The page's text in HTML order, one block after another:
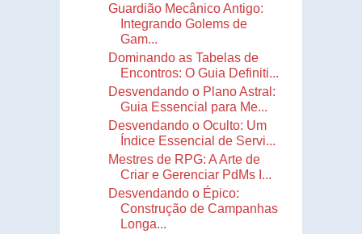
Guardião Mecânico Antigo:
Integrando Golems de
Gam...
Dominando as Tabelas de
Encontros: O Guia Definiti...
Desvendando o Plano Astral:
Guia Essencial para Me...
Desvendando o Oculto: Um
Índice Essencial de Servi...
Mestres de RPG: A Arte de
Criar e Gerenciar PdMs I...
Desvendando o Épico:
Construção de Campanhas
Longa...